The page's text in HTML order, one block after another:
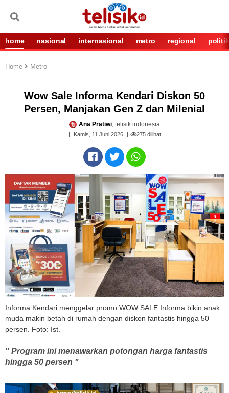
home nasional internasional metro regional politik
Home Metro
Wow Sale Informa Kendari Diskon 50
Persen, Manjakan Gen Z dan Milenial
Ana Pratiwi, telisik indonesia
Kamis, 11 Juni 2026 275dilihat
Informa Kendari menggelar promo WOW SALE Informa bikin anak
muda makin betah di rumah dengan diskon fantastis hingga 50
persen. Foto: Ist.
" Program ini menawarkan potongan harga fantastis
hingga 50 persen "